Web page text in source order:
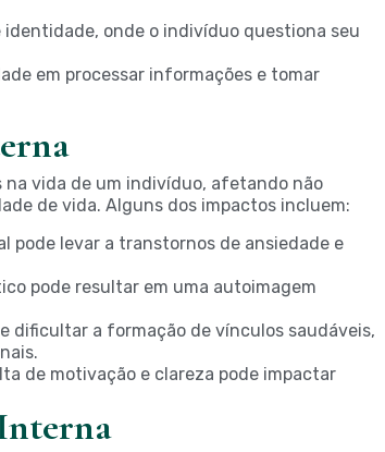
identidade, onde o indivíduo questiona seu
em processar informações e tomar
vida de um indivíduo, afetando não
de vida. Alguns dos impactos incluem:
pode levar a transtornos de ansiedade e
pode resultar em uma autoimagem
dificultar a formação de vínculos saudáveis,
de motivação e clareza pode impactar